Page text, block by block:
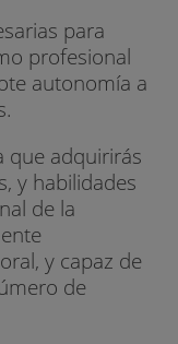
para
profesional
autonomía a
que adquirirás
y habilidades
de la
y capaz de
de